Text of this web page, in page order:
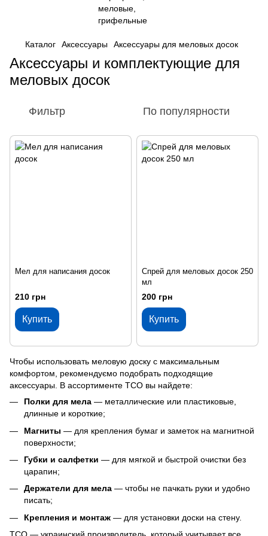
Каталог Аксессуары Аксессуары для меловых досок
Аксессуары и комплектующие для
меловых досок
Фильтр По популярности
Мел для написания досок
210 грн
Купить
Спрей для меловых досок 250
мл
200 грн
Купить
Чтобы использовать меловую доску с максимальным
комфортом, рекомендуємо подобрать подходящие
аксессуары. В ассортименте ТСО вы найдете:
Полки для мела — металлические или пластиковые,
длинные и короткие;
Магниты — для крепления бумаг и заметок на магнитной
поверхности;
Губки и салфетки — для мягкой и быстрой очистки без
царапин;
Держатели для мела — чтобы не пачкать руки и удобно
писать;
Крепления и монтаж — для установки доски на стену.